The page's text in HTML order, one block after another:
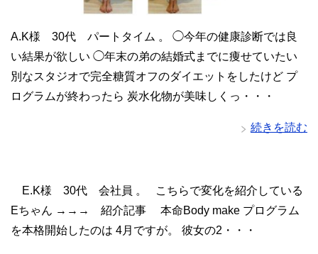
A.K様 30代 パートタイム 。 ◯今年の健康診断では良
い結果が欲しい ◯年末の弟の結婚式までに痩せていたい
別なスタジオで完全糖質オフのダイエットをしたけど プ
ログラムが終わったら 炭水化物が美味しくっ・・・
続きを読む
E.K様 30代 会社員 。 こちらで変化を紹介している
Eちゃん →→→ 紹介記事 本命Body make プログラム
を本格開始したのは 4月ですが。 彼女の2・・・